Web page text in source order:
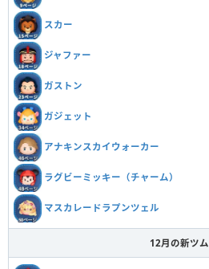
スカー
ジャファー
ガストン
ガジェット
アナキンスカイウォーカー
ラグビーミッキー（チャーム）
マスカレードラプンツェル
12月の新ツム